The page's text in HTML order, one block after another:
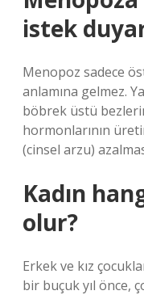
istek
Menopoz sadece
anlamına gelmez.
böbrek üstü
hormonlarının
(cinsel arzu)
Kadın
olur?
Erkek ve kız
bir buçuk yıl önce,